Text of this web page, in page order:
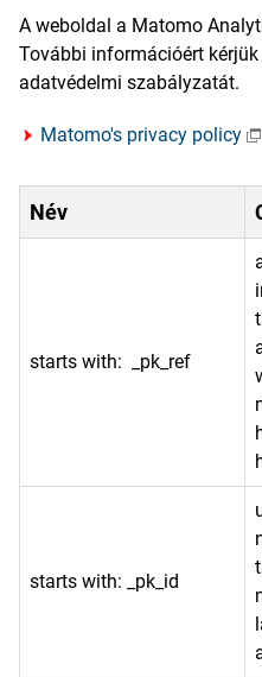
A weboldal a Matomo
További információért
adatvédelmi szabályzatát.
Matomo's privacy policy
Név
starts with: _pk_ref
starts with: _pk_id